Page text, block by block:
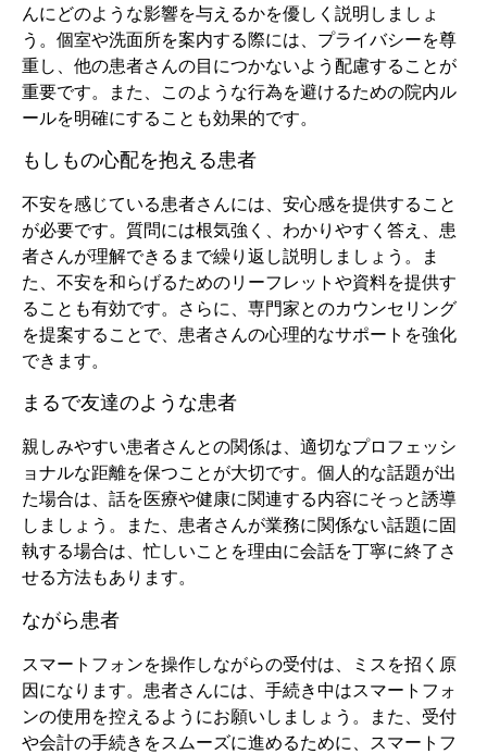
んにどのような影響を与えるかを優しく説明しましょ
う。個室や洗面所を案内する際には、プライバシーを尊
重し、他の患者さんの目につかないよう配慮することが
重要です。また、このような行為を避けるための院内ル
ールを明確にすることも効果的です。
もしもの心配を抱える患者
不安を感じている患者さんには、安心感を提供すること
が必要です。質問には根気強く、わかりやすく答え、患
者さんが理解できるまで繰り返し説明しましょう。ま
た、不安を和らげるためのリーフレットや資料を提供す
ることも有効です。さらに、専門家とのカウンセリング
を提案することで、患者さんの心理的なサポートを強化
できます。
まるで友達のような患者
親しみやすい患者さんとの関係は、適切なプロフェッシ
ョナルな距離を保つことが大切です。個人的な話題が出
た場合は、話を医療や健康に関連する内容にそっと誘導
しましょう。また、患者さんが業務に関係ない話題に固
執する場合は、忙しいことを理由に会話を丁寧に終了さ
せる方法もあります。
ながら患者
スマートフォンを操作しながらの受付は、ミスを招く原
因になります。患者さんには、手続き中はスマートフォ
ンの使用を控えるようにお願いしましょう。また、受付
や会計の手続きをスムーズに進めるために、スマートフ